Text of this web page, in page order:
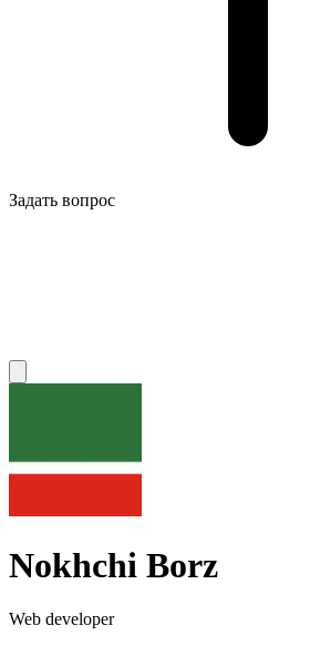
Задать вопрос
Nokhchi Borz
Web developer